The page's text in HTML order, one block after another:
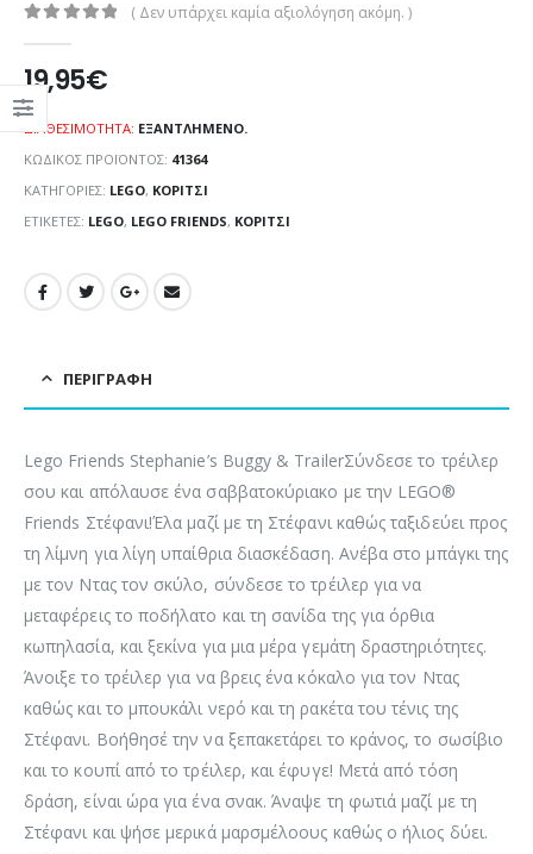
( Δεν υπάρχει καμία αξιολόγηση ακόμη. )
19,95€
ΔΙΑΘΕΣΙΜΌΤΗΤΑ: ΕΞΑΝΤΛΗΜΈΝΟ.
ΚΩΔΙΚΌΣ ΠΡΟΪΌΝΤΟΣ: 41364
ΚΑΤΗΓΟΡΊΕΣ: LEGO, ΚΟΡΊΤΣΙ
ΕΤΙΚΈΤΕΣ: LEGO, LEGO FRIENDS, ΚΟΡΊΤΣΙ
ΠΕΡΙΓΡΑΦΉ
Lego Friends Stephanie’s Buggy & TrailerΣύνδεσε το τρέιλερ
σου και απόλαυσε ένα σαββατοκύριακο με την LEGO®
Friends Στέφανι!Έλα μαζί με τη Στέφανι καθώς ταξιδεύει προς
τη λίμνη για λίγη υπαίθρια διασκέδαση. Ανέβα στο μπάγκι της
με τον Ντας τον σκύλο, σύνδεσε το τρέιλερ για να
μεταφέρεις το ποδήλατο και τη σανίδα της για όρθια
κωπηλασία, και ξεκίνα για μια μέρα γεμάτη δραστηριότητες.
Άνοιξε το τρέιλερ για να βρεις ένα κόκαλο για τον Ντας
καθώς και το μπουκάλι νερό και τη ρακέτα του τένις της
Στέφανι. Βοήθησέ την να ξεπακετάρει το κράνος, το σωσίβιο
και το κουπί από το τρέιλερ, και έφυγε! Μετά από τόση
δράση, είναι ώρα για ένα σνακ. Άναψε τη φωτιά μαζί με τη
Στέφανι και ψήσε μερικά μαρσμέλοους καθώς ο ήλιος δύει.